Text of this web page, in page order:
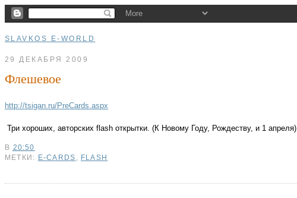
SLAVKOS E-WORLD
29 ДЕКАБРЯ 2009
Флешевое
http://tsigan.ru/PreCards.aspx
Три хороших, авторских flash открытки. (К Новому Году, Рождеству, и 1 апреля)
В 20:50
МЕТКИ: E-CARDS , FLASH